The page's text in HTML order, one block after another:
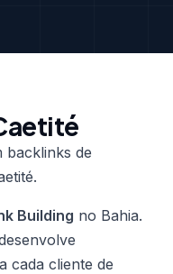
backlinks de
Building no Bahia.
cada cliente de